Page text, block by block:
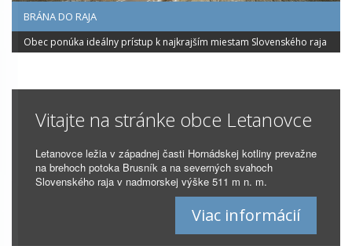
BRÁNA DO RAJA
Obec ponúka ideálny prístup k najkrajším miestam Slovenského raja
Vitajte na stránke obce Letanovce
Letanovce ležia v západnej časti Hornádskej kotliny prevažne
na brehoch potoka Brusník a na severných svahoch
Slovenského raja v nadmorskej výške 511 m n. m.
Viac informácií